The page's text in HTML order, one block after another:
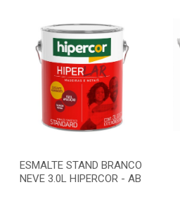
ESMALTE STAND BRANCO
NEVE 3.0L HIPERCOR - AB